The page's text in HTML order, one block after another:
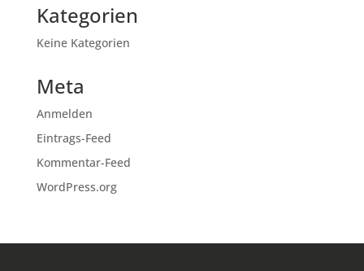
Kategorien
Keine Kategorien
Meta
Anmelden
Eintrags-Feed
Kommentar-Feed
WordPress.org